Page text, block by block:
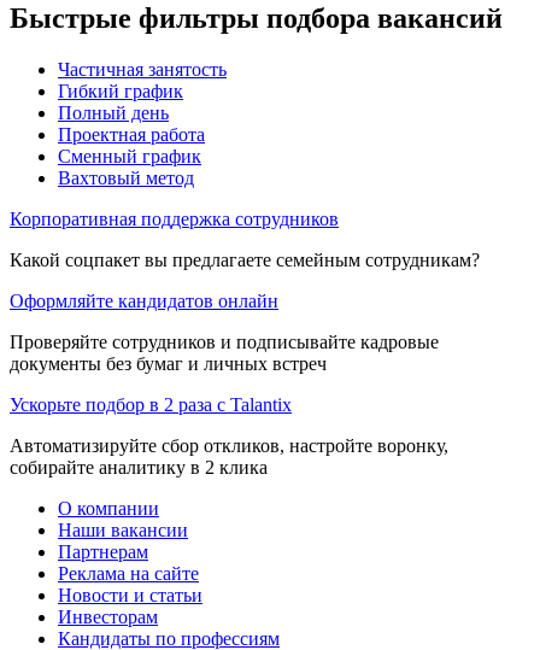
Быстрые фильтры подбора вакансий
Частичная занятость
Гибкий график
Полный день
Проектная работа
Сменный график
Вахтовый метод
Корпоративная поддержка сотрудников
Какой соцпакет вы предлагаете семейным сотрудникам?
Оформляйте кандидатов онлайн
Проверяйте сотрудников и подписывайте кадровые
документы без бумаг и личных встреч
Ускорьте подбор в 2 раза с Talantix
Автоматизируйте сбор откликов, настройте воронку,
собирайте аналитику в 2 клика
О компании
Наши вакансии
Партнерам
Реклама на сайте
Новости и статьи
Инвесторам
Кандидаты по профессиям